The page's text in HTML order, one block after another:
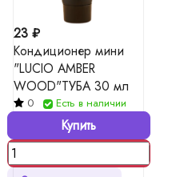
23 ₽
Кондиционер мини
"LUCIO AMBER
WOOD"ТУБА 30 мл
0 Есть в наличии
Купить